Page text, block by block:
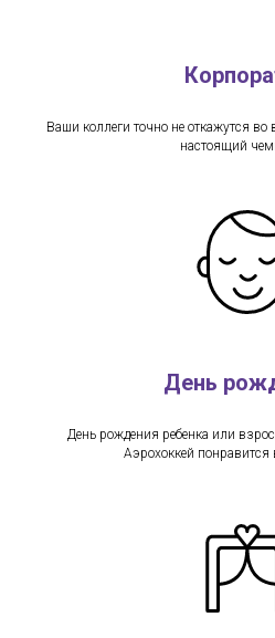
Ваши коллеги точно не откажутся во
настоящий
День
День рождения ребенка или
Аэрохоккей понравится